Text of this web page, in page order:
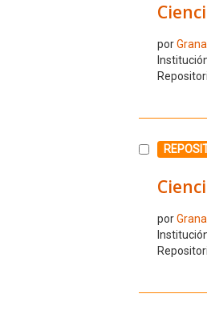
por
Seleccione
por